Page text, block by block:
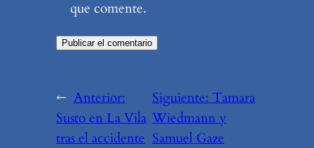
que comente.
← Anterior:
Susto en La Vila
tras el accidente
Siguiente:Tamara
Wiedmann y
Samuel Gaze